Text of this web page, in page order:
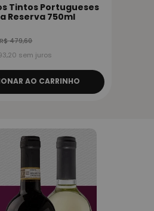
Tintos Portugueses
Reserva 750ml
R$479,60
,20 sem juros
AO CARRINHO